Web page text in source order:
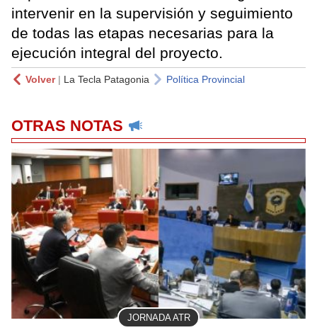
intervenir en la supervisión y seguimiento
de todas las etapas necesarias para la
ejecución integral del proyecto.
Volver| La Tecla Patagonia Política Provincial
OTRAS NOTAS
JORNADA ATR